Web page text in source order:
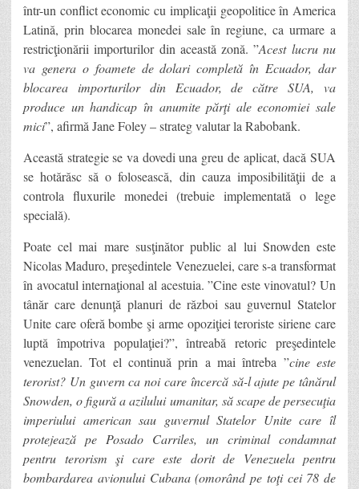
într-un conflict economic cu implicaţii geopolitice în America
Latină, prin blocarea monedei sale în regiune, ca urmare a
restricţionării importurilor din această zonă. ”Acest lucru nu
va genera o foamete de dolari completă în Ecuador, dar
blocarea importurilor din Ecuador, de către SUA, va
produce un handicap în anumite părţi ale economiei sale
mici”, afirmă Jane Foley – strateg valutar la Rabobank.
Această strategie se va dovedi una greu de aplicat, dacă SUA
se hotărăsc să o folosească, din cauza imposibilităţii de a
controla fluxurile monedei (trebuie implementată o lege
specială).
Poate cel mai mare susţinător public al lui Snowden este
Nicolas Maduro, preşedintele Venezuelei, care s-a transformat
în avocatul internaţional al acestuia. ”Cine este vinovatul? Un
tânăr care denunţă planuri de război sau guvernul Statelor
Unite care oferă bombe şi arme opoziţiei teroriste siriene care
luptă împotriva populaţiei?”, întreabă retoric preşedintele
venezuelan. Tot el continuă prin a mai întreba ”cine este
terorist? Un guvern ca noi care încercă să-l ajute pe tânărul
Snowden, o figură a azilului umanitar, să scape de persecuţia
imperiului american sau guvernul Statelor Unite care îl
protejează pe Posado Carriles, un criminal condamnat
pentru terorism şi care este dorit de Venezuela pentru
bombardarea avionului Cubana (omorând pe toţi cei 78 de